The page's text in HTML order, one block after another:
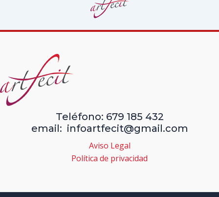
Teléfono: 679 185 432
email: infoartfecit@gmail.com
Aviso Legal
Política de privacidad